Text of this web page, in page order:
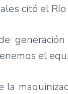
citó el
el
la